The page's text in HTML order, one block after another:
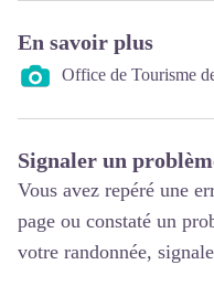
En savoir plus
Office de Tourisme
Signaler un
Vous avez repéré une
page ou constaté un
votre randonnée,